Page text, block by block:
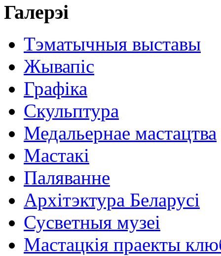
Галерэі
Тэматычныя выставы
Жывапіс
Графіка
Скульптура
Медальернае мастацтва
Мастакі
Паляванне
Архітэктура Беларусі
Сусветныя музеі
Мастацкія праекты